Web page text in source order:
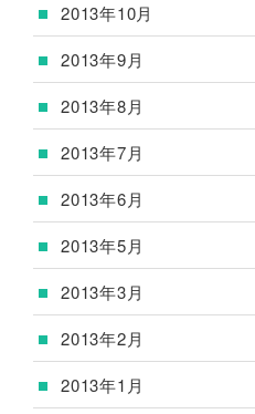
2013年10月
2013年9月
2013年8月
2013年7月
2013年6月
2013年5月
2013年3月
2013年2月
2013年1月